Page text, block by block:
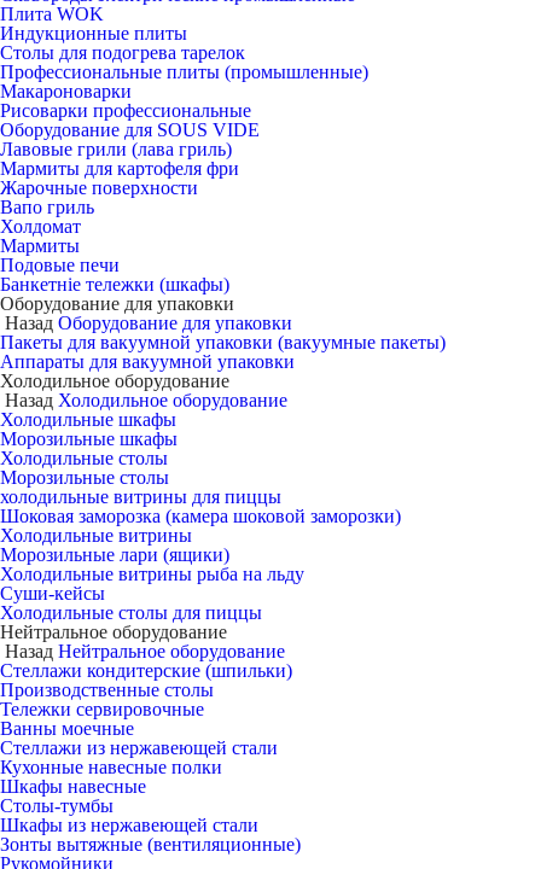
Плита WOK
Индукционные плиты
Столы для подогрева тарелок
Профессиональные плиты (промышленные)
Макароноварки
Рисоварки профессиональные
Оборудование для SOUS VIDE
Лавовые грили (лава гриль)
Мармиты для картофеля фри
Жарочные поверхности
Вапо гриль
Холдомат
Мармиты
Подовые печи
Банкетніе тележки (шкафы)
Оборудование для упаковки
Назад Оборудование для упаковки
Пакеты для вакуумной упаковки (вакуумные пакеты)
Аппараты для вакуумной упаковки
Холодильное оборудование
Назад Холодильное оборудование
Холодильные шкафы
Морозильные шкафы
Холодильные столы
Морозильные столы
холодильные витрины для пиццы
Шоковая заморозка (камера шоковой заморозки)
Холодильные витрины
Морозильные лари (ящики)
Холодильные витрины рыба на льду
Суши-кейсы
Холодильные столы для пиццы
Нейтральное оборудование
Назад Нейтральное оборудование
Стеллажи кондитерские (шпильки)
Производственные столы
Тележки сервировочные
Ванны моечные
Стеллажи из нержавеющей стали
Кухонные навесные полки
Шкафы навесные
Столы-тумбы
Шкафы из нержавеющей стали
Зонты вытяжные (вентиляционные)
Рукомойники